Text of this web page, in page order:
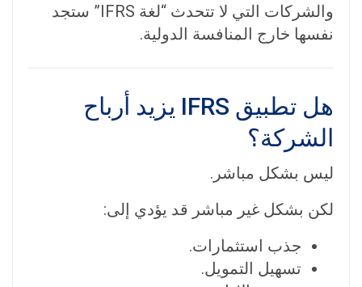
والشركات التي لا تتحدث “لغة IFRS” ستجد
نفسها خارج المنافسة الدولية.
هل تطبيق IFRS يزيد أرباح
الشركة؟
ليس بشكل مباشر.
لكن بشكل غير مباشر قد يؤدي إلى:
جذب استثمارات.
تسهيل التمويل.